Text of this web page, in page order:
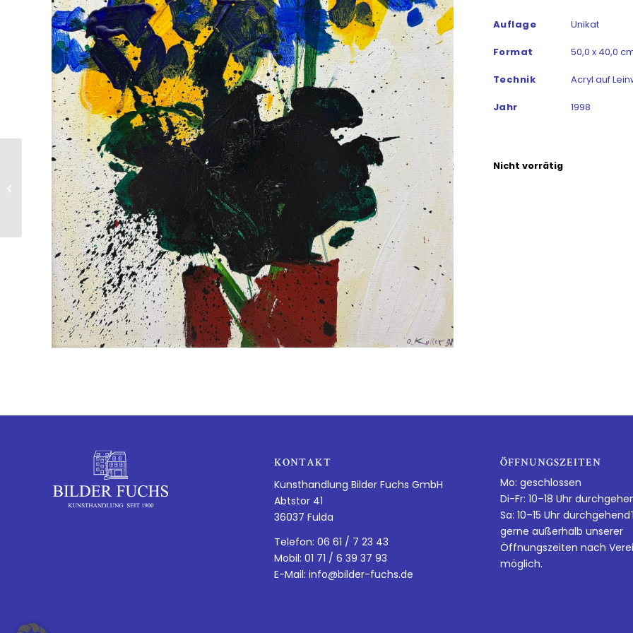
Auflage Unikat
Format 50,0 x 40,0
Technik Acryl auf
Jahr 1998
Nicht vorrätig
KONTAKT
Kunsthandlung Bilder Fuchs GmbH
Abtstor 41
36037 Fulda
Telefon: 06 61 / 7 23 43
Mobil: 01 71 / 6 39 37 93
E-Mail: info@bilder-fuchs.de
ÖFFNUNGSZEITEN
Mo: geschlossen
Di-Fr: 10–18 Uhr
Sa: 10–15 Uhr
gerne außerhalb unserer
Öffnungszeiten nach
möglich.
Oskar Koller |
Rosenstock